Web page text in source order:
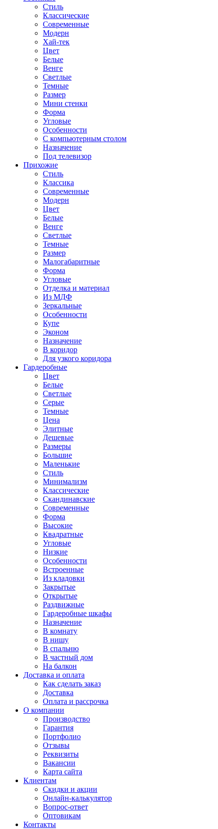
Стиль
Классические
Современные
Модерн
Хай-тек
Цвет
Белые
Венге
Светлые
Темные
Размер
Мини стенки
Форма
Угловые
Особенности
С компьютерным столом
Назначение
Под телевизор
Прихожие
Стиль
Классика
Современные
Модерн
Цвет
Белые
Венге
Светлые
Темные
Размер
Малогабаритные
Форма
Угловые
Отделка и материал
Из МДФ
Зеркальные
Особенности
Купе
Эконом
Назначение
В коридор
Для узкого коридора
Гардеробные
Цвет
Белые
Светлые
Серые
Темные
Цена
Элитные
Дешевые
Размеры
Большие
Маленькие
Стиль
Минимализм
Классические
Скандинавские
Современные
Форма
Высокие
Квадратные
Угловые
Низкие
Особенности
Встроенные
Из кладовки
Закрытые
Открытые
Раздвижные
Гардеробные шкафы
Назначение
В комнату
В нишу
В спальню
В частный дом
На балкон
Доставка и оплата
Как сделать заказ
Доставка
Оплата и рассрочка
О компании
Производство
Гарантия
Портфолио
Отзывы
Реквизиты
Вакансии
Карта сайта
Клиентам
Скидки и акции
Онлайн-калькулятор
Вопрос-ответ
Оптовикам
Контакты